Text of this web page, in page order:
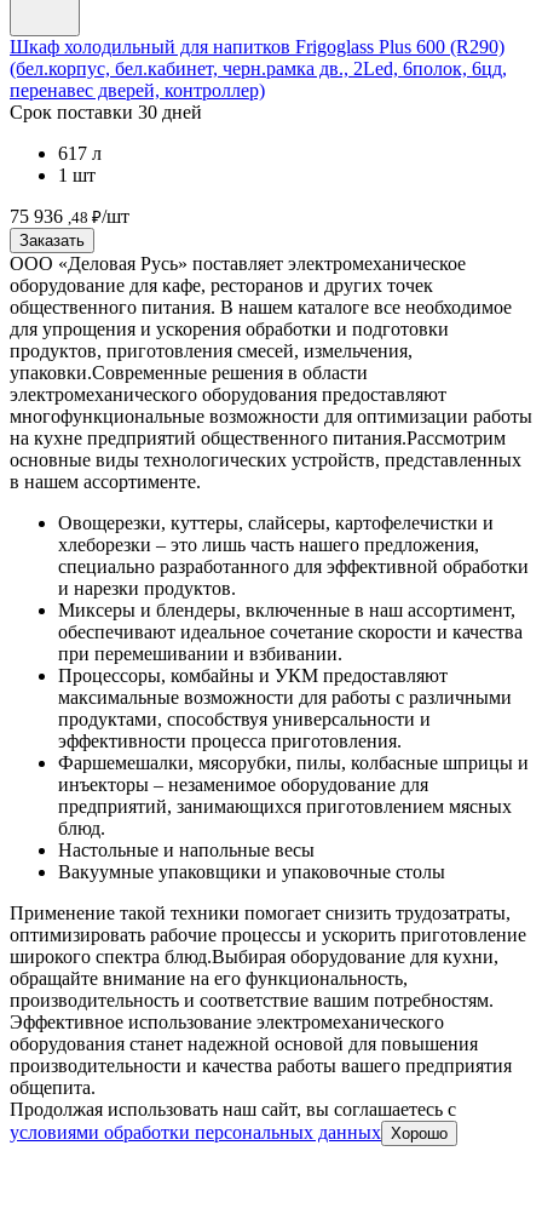
Шкаф холодильный для напитков Frigoglass Plus 600 (R290)
(бел.корпус, бел.кабинет, черн.рамка дв., 2Led, 6полок, 6цд,
перенавес дверей, контроллер)
Срок поставки 30 дней
617 л
1 шт
75 936 ,48 ₽/шт
Заказать
ООО «Деловая Русь» поставляет электромеханическое
оборудование для кафе, ресторанов и других точек
общественного питания. В нашем каталоге все необходимое
для упрощения и ускорения обработки и подготовки
продуктов, приготовления смесей, измельчения,
упаковки.Современные решения в области
электромеханического оборудования предоставляют
многофункциональные возможности для оптимизации работы
на кухне предприятий общественного питания.Рассмотрим
основные виды технологических устройств, представленных
в нашем ассортименте.
Овощерезки, куттеры, слайсеры, картофелечистки и
хлеборезки – это лишь часть нашего предложения,
специально разработанного для эффективной обработки
и нарезки продуктов.
Миксеры и блендеры, включенные в наш ассортимент,
обеспечивают идеальное сочетание скорости и качества
при перемешивании и взбивании.
Процессоры, комбайны и УКМ предоставляют
максимальные возможности для работы с различными
продуктами, способствуя универсальности и
эффективности процесса приготовления.
Фаршемешалки, мясорубки, пилы, колбасные шприцы и
инъекторы – незаменимое оборудование для
предприятий, занимающихся приготовлением мясных
блюд.
Настольные и напольные весы
Вакуумные упаковщики и упаковочные столы
Применение такой техники помогает снизить трудозатраты,
оптимизировать рабочие процессы и ускорить приготовление
широкого спектра блюд.Выбирая оборудование для кухни,
обращайте внимание на его функциональность,
производительность и соответствие вашим потребностям.
Эффективное использование электромеханического
оборудования станет надежной основой для повышения
производительности и качества работы вашего предприятия
общепита.
Продолжая использовать наш сайт, вы соглашаетесь c
условиями обработки персональных данных Хорошо